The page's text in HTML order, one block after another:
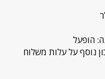
הופעל
+ חיסכון נוסף על עלות משלוח